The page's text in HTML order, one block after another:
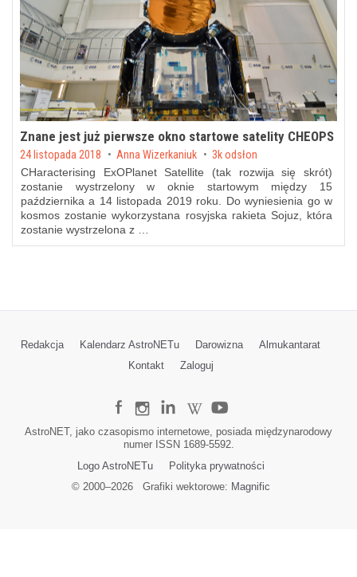
Znane jest już pierwsze okno startowe satelity CHEOPS
Posted on
24 listopada 2018 by Anna Wizerkaniuk 3k odsłon
CHaracterising ExOPlanet Satellite (tak rozwija się skrót)
zostanie wystrzelony w oknie startowym między 15
października a 14 listopada 2019 roku. Do wyniesienia go w
kosmos zostanie wykorzystana rosyjska rakieta Sojuz, która
zostanie wystrzelona z …
Redakcja Kalendarz AstroNETu Darowizna
Almukantarat
Kontakt
Zaloguj
AstroNET, jako czasopismo internetowe, posiada międzynarodowy
numer ISSN 1689-5592.
Logo AstroNETu
Polityka prywatności
© 2000–2026Grafiki wektorowe: Magnific